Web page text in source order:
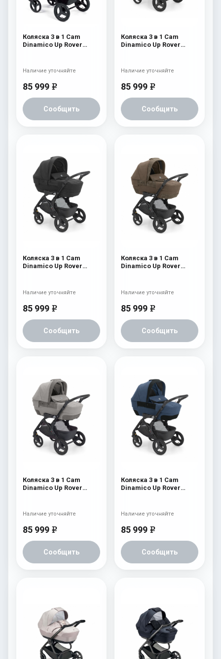
Коляска 3 в 1 Cam
Dinamico Up Rover
85 999 e
Сообщить
Наличие уточняйте
Коляска 3 в 1 Cam
Dinamico Up Rover
85 999 e
Сообщить
Наличие уточняйте
Коляска 3 в 1 Cam
Dinamico Up Rover
85 999 e
Сообщить
Наличие уточняйте
Коляска 3 в 1 Cam
Dinamico Up Rover
85 999 e
Сообщить
Наличие уточняйте
Коляска 3 в 1 Cam
Dinamico Up Rover
85 999 e
Сообщить
Наличие уточняйте
Коляска 3 в 1 Cam
Dinamico Up Rover
85 999 e
Сообщить
Наличие уточняйте